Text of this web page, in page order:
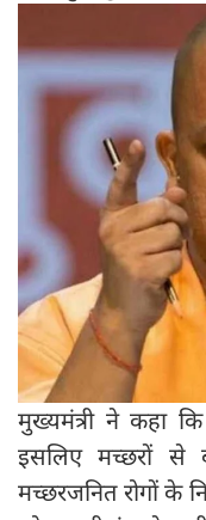
मुख्‍यमंत्री ने कहा
इसलिए मच्छरों से
मच्छरजनित रोगों के